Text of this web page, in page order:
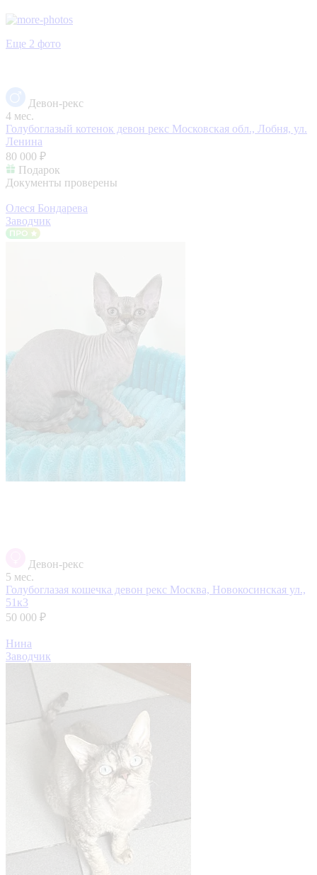
Еще 2 фото
Девон-рекс
4 мес.
Голубоглазый котенок девон рекс Московская обл., Лобня, ул.
Ленина
80 000 ₽
Подарок
Документы проверены
Олеся Бондарева
Заводчик
Девон-рекс
5 мес.
Голубоглазая кошечка девон рекс Москва, Новокосинская ул.,
51к3
50 000 ₽
Нина
Заводчик